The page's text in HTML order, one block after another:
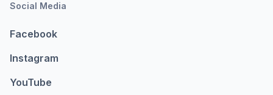
Social Media
Facebook
Instagram
YouTube